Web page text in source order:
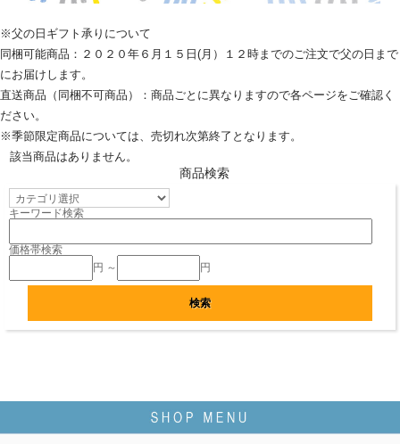
※父の日ギフト承りについて
同梱可能商品：２０２０年６月１５日(月）１２時までのご注文で父の日まで
にお届けします。
直送商品（同梱不可商品）：商品ごとに異なりますので各ページをご確認く
ださい。
※季節限定商品については、売切れ次第終了となります。
該当商品はありません。
商品検索
キーワード検索
価格帯検索
円 ～
円